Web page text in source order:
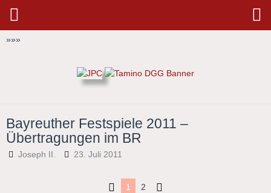
»»»
Bayreuther Festspiele 2011 –
Übertragungen im BR
Joseph II. 23. Juli 2011
1 2